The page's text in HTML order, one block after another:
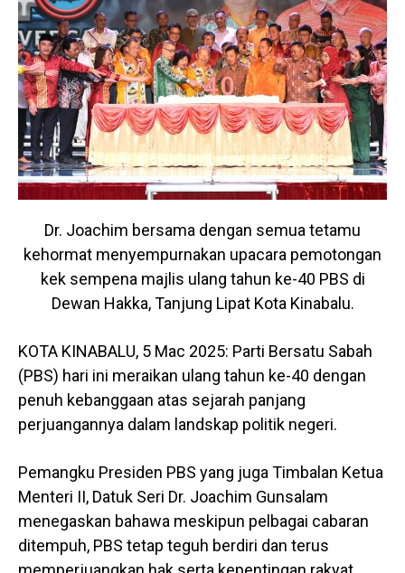
Dr. Joachim bersama dengan semua tetamu
kehormat menyempurnakan upacara pemotongan
kek sempena majlis ulang tahun ke-40 PBS di
Dewan Hakka, Tanjung Lipat Kota Kinabalu.
KOTA KINABALU, 5 Mac 2025: Parti Bersatu Sabah
(PBS) hari ini meraikan ulang tahun ke-40 dengan
penuh kebanggaan atas sejarah panjang
perjuangannya dalam landskap politik negeri.
Pemangku Presiden PBS yang juga Timbalan Ketua
Menteri II, Datuk Seri Dr. Joachim Gunsalam
menegaskan bahawa meskipun pelbagai cabaran
ditempuh, PBS tetap teguh berdiri dan terus